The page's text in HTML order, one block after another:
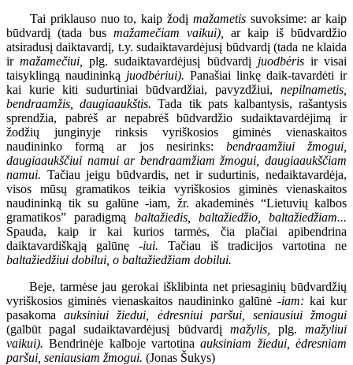
Tai priklauso nuo to, kaip žodįmažametissuvoksime: ar kaip
būdvardį (tada bus mažamečiam vaikui),
ar kaip iš būdvardžio
atsiradusį daiktavardį, t.y. sudaiktavardėjusį būdvardį (tada ne klaida
irmažamečiui, plg. sudaiktavardėjusį būdvardį juodbėrisir visai
taisyklingą naudininką juodbėriui). Panašiai linkę daik-tavardėti ir
kai kurie kiti sudurtiniai būdvardžiai, pavyzdžiui, nepilnametis,
bendraamžis, daugiaaukštis. Tada tik pats kalbantysis, rašantysis
sprendžia, pabrėš ar nepabrėš būdvardžio sudaiktavardėjimą ir
žodžių junginyje rinksis vyriškosios giminės vienaskaitos
naudininko formą ar jos nesirinks: bendraamžiui žmogui,
daugiaaukščiui namui ar bendraamžiam žmogui, daugiaaukščiam
namui. Tačiau jeigu būdvardis, net ir sudurtinis, nedaiktavardėja,
visos mūsų gramatikos teikia vyriškosios giminės vienaskaitos
naudininką tik su galūne -iam, žr. akademinės “Lietuvių kalbos
gramatikos” paradigmą baltažiedis, baltažiedžio, baltažiedžiam...
Spauda, kaip ir kai kurios tarmės, čia plačiai apibendrina
daiktavardiškąją galūnę -iui. Tačiau iš tradicijos vartotina ne
baltažiedžiui dobilui, o baltažiedžiam dobilui.
Beje, tarmėse jau gerokai išklibinta net priesaginių būdvardžių
vyriškosios giminės vienaskaitos naudininko galūnė-iam: kai kur
pasakomaauksiniui žiedui, ėdresniui paršui, seniausiui žmogui
(galbūt pagal sudaiktavardėjusį būdvardį mažylis, plg.mažyliui
vaikui).Bendrinėje kalboje vartotinaauksiniam žiedui, ėdresniam
paršui, seniausiam žmogui. (Jonas Šukys)